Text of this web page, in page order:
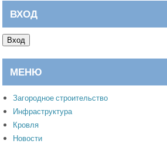
ВХОД
Вход
МЕНЮ
Загородное строительство
Инфраструктура
Кровля
Новости